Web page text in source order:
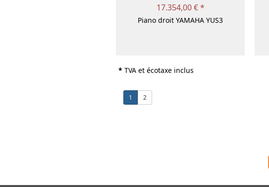
17.354,00 € *
Piano droit YAMAHA YUS3
* TVA et écotaxe inclus
1 2